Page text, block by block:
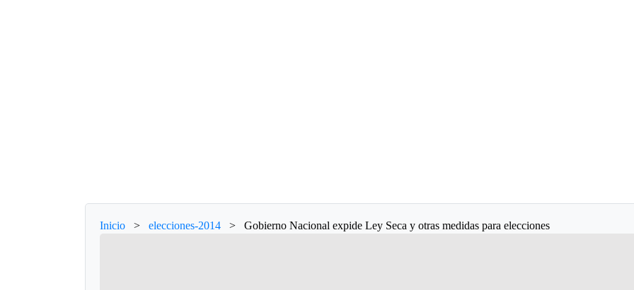
Inicio > elecciones-2014 > Gobierno Nacional expide Ley Seca y otras medidas para elecciones